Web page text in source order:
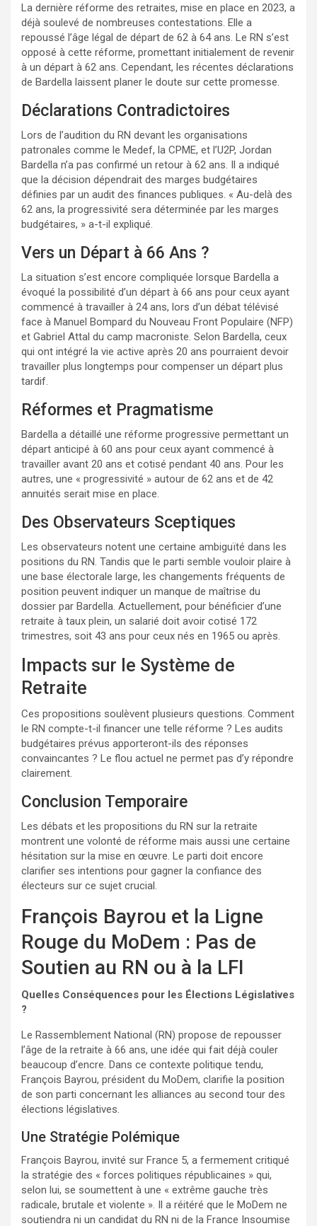
La dernière réforme des retraites, mise en place en 2023, a
déjà soulevé de nombreuses contestations. Elle a
repoussé l’âge légal de départ de 62 à 64 ans. Le RN s’est
opposé à cette réforme, promettant initialement de revenir
à un départ à 62 ans. Cependant, les récentes déclarations
de Bardella laissent planer le doute sur cette promesse.
Déclarations Contradictoires
Lors de l’audition du RN devant les organisations
patronales comme le Medef, la CPME, et l’U2P, Jordan
Bardella n’a pas confirmé un retour à 62 ans. Il a indiqué
que la décision dépendrait des marges budgétaires
définies par un audit des finances publiques. « Au-delà des
62 ans, la progressivité sera déterminée par les marges
budgétaires, » a-t-il expliqué.
Vers un Départ à 66 Ans ?
La situation s’est encore compliquée lorsque Bardella a
évoqué la possibilité d’un départ à 66 ans pour ceux ayant
commencé à travailler à 24 ans, lors d’un débat télévisé
face à Manuel Bompard du Nouveau Front Populaire (NFP)
et Gabriel Attal du camp macroniste. Selon Bardella, ceux
qui ont intégré la vie active après 20 ans pourraient devoir
travailler plus longtemps pour compenser un départ plus
tardif.
Réformes et Pragmatisme
Bardella a détaillé une réforme progressive permettant un
départ anticipé à 60 ans pour ceux ayant commencé à
travailler avant 20 ans et cotisé pendant 40 ans. Pour les
autres, une « progressivité » autour de 62 ans et de 42
annuités serait mise en place.
Des Observateurs Sceptiques
Les observateurs notent une certaine ambiguïté dans les
positions du RN. Tandis que le parti semble vouloir plaire à
une base électorale large, les changements fréquents de
position peuvent indiquer un manque de maîtrise du
dossier par Bardella. Actuellement, pour bénéficier d’une
retraite à taux plein, un salarié doit avoir cotisé 172
trimestres, soit 43 ans pour ceux nés en 1965 ou après.
Impacts sur le Système de
Retraite
Ces propositions soulèvent plusieurs questions. Comment
le RN compte-t-il financer une telle réforme ? Les audits
budgétaires prévus apporteront-ils des réponses
convaincantes ? Le flou actuel ne permet pas d’y répondre
clairement.
Conclusion Temporaire
Les débats et les propositions du RN sur la retraite
montrent une volonté de réforme mais aussi une certaine
hésitation sur la mise en œuvre. Le parti doit encore
clarifier ses intentions pour gagner la confiance des
électeurs sur ce sujet crucial.
François Bayrou et la Ligne
Rouge du MoDem : Pas de
Soutien au RN ou à la LFI
Quelles Conséquences pour les Élections Législatives
?
Le Rassemblement National (RN) propose de repousser
l’âge de la retraite à 66 ans, une idée qui fait déjà couler
beaucoup d’encre. Dans ce contexte politique tendu,
François Bayrou, président du MoDem, clarifie la position
de son parti concernant les alliances au second tour des
élections législatives.
Une Stratégie Polémique
François Bayrou, invité sur France 5, a fermement critiqué
la stratégie des « forces politiques républicaines » qui,
selon lui, se soumettent à une « extrême gauche très
radicale, brutale et violente ». Il a réitéré que le MoDem ne
soutiendra ni un candidat du RN ni de la France Insoumise